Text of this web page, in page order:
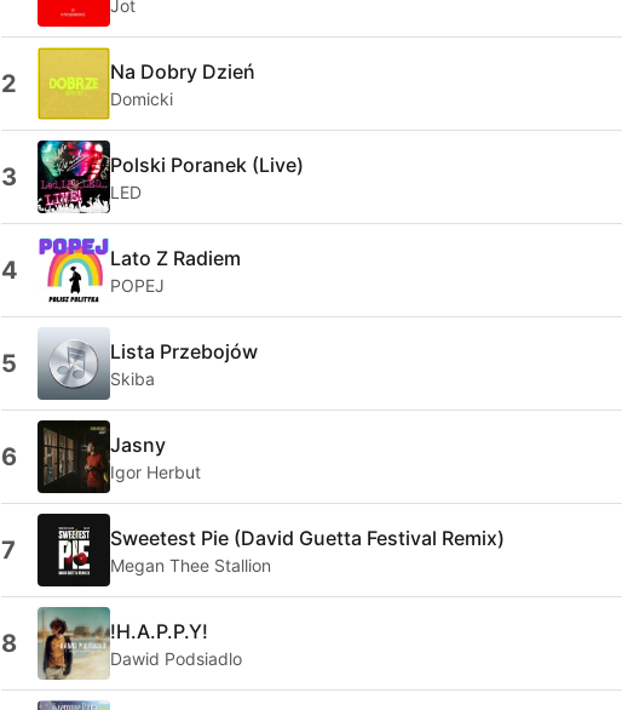
Jot
2 Na Dobry Dzień
Domicki
3 Polski Poranek (Live)
LED
4 Lato Z Radiem
POPEJ
5 Lista Przebojów
Skiba
6 Jasny
Igor Herbut
7 Sweetest Pie (David Guetta Festival Remix)
Megan Thee Stallion
8 !H.A.P.P.Y!
Dawid Podsiadlo